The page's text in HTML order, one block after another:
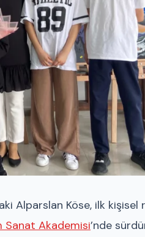
Alparslan Köse, ilk
Sanat Akademisi’nde